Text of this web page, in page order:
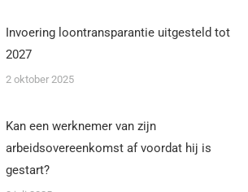
Invoering loontransparantie uitgesteld tot
2027
2 oktober 2025
Kan een werknemer van zijn
arbeidsovereenkomst af voordat hij is
gestart?